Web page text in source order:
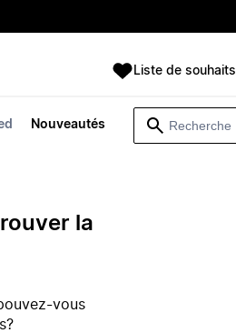
Nouveautés
Liste de souhaits
la
vous